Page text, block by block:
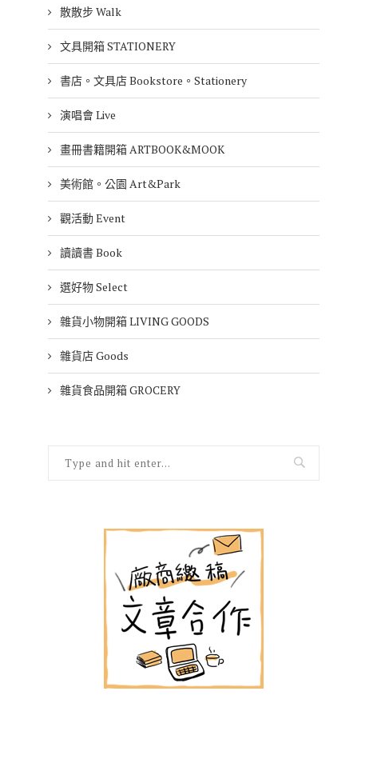
散散步 Walk
文具開箱 STATIONERY
書店。文具店 Bookstore。Stationery
演唱會 Live
畫冊書籍開箱 ARTBOOK&MOOK
美術館。公園 Art&Park
觀活動 Event
讀讀書 Book
選好物 Select
雜貨小物開箱 LIVING GOODS
雜貨店 Goods
雜貨食品開箱 GROCERY